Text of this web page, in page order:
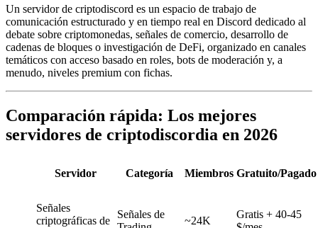
Un servidor de criptodiscord es un espacio de trabajo de
comunicación estructurado y en tiempo real en Discord dedicado al
debate sobre criptomonedas, señales de comercio, desarrollo de
cadenas de bloques o investigación de DeFi, organizado en canales
temáticos con acceso basado en roles, bots de moderación y, a
menudo, niveles premium con fichas.
Comparación rápida: Los mejores
servidores de criptodiscordia en 2026
Servidor Categoría Miembros Gratuito/Pagado
Señales
criptográficas de
Señales de
~24K
Gratis + 40-45